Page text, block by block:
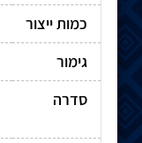
כמות ייצור
גימור
סדרה